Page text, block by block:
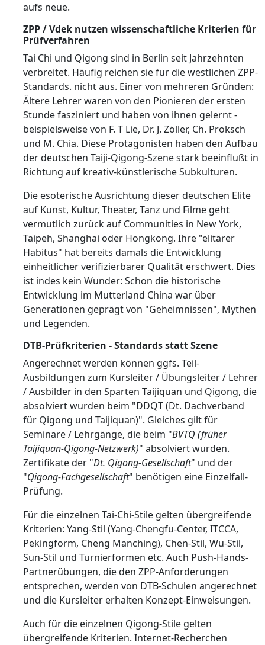
aufs neue.
ZPP / Vdek nutzen wissenschaftliche Kriterien für
Prüfverfahren
Tai Chi und Qigong sind in Berlin seit Jahrzehnten
verbreitet. Häufig reichen sie für die westlichen ZPP-
Standards. nicht aus. Einer von mehreren Gründen:
Ältere Lehrer waren von den Pionieren der ersten
Stunde fasziniert und haben von ihnen gelernt -
beispielsweise von F. T Lie, Dr. J. Zöller, Ch. Proksch
und M. Chia. Diese Protagonisten haben den Aufbau
der deutschen Taiji-Qigong-Szene stark beeinflußt in
Richtung auf kreativ-künstlerische Subkulturen.
Die esoterische Ausrichtung dieser deutschen Elite
auf Kunst, Kultur, Theater, Tanz und Filme geht
vermutlich zurück auf Communities in New York,
Taipeh, Shanghai oder Hongkong. Ihre "elitärer
Habitus" hat bereits damals die Entwicklung
einheitlicher verifizierbarer Qualität erschwert. Dies
ist indes kein Wunder: Schon die historische
Entwicklung im Mutterland China war über
Generationen geprägt von "Geheimnissen", Mythen
und Legenden.
DTB-Prüfkriterien - Standards statt Szene
Angerechnet werden können ggfs. Teil-
Ausbildungen zum Kursleiter / Übungsleiter / Lehrer
/ Ausbilder in den Sparten Taijiquan und Qigong, die
absolviert wurden beim "DDQT (Dt. Dachverband
für Qigong und Taijiquan)". Gleiches gilt für
Seminare / Lehrgänge, die beim "BVTQ (früher
Taijiquan-Qigong-Netzwerk)" absolviert wurden.
Zertifikate der "Dt. Qigong-Gesellschaft" und der
"Qigong-Fachgesellschaft" benötigen eine Einzelfall-
Prüfung.
Für die einzelnen Tai-Chi-Stile gelten übergreifende
Kriterien: Yang-Stil (Yang-Chengfu-Center, ITCCA,
Pekingform, Cheng Manching), Chen-Stil, Wu-Stil,
Sun-Stil und Turnierformen etc. Auch Push-Hands-
Partnerübungen, die den ZPP-Anforderungen
entsprechen, werden von DTB-Schulen angerechnet
und die Kursleiter erhalten Konzept-Einweisungen.
Auch für die einzelnen Qigong-Stile gelten
übergreifende Kriterien. Internet-Recherchen